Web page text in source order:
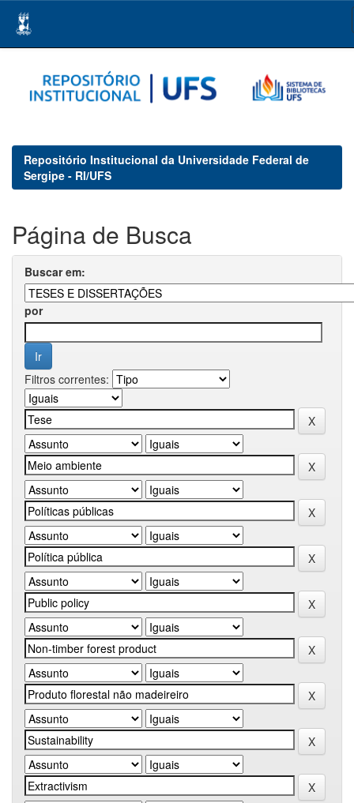
navigation
Repositório Institucional da Universidade Federal de
Sergipe - RI/UFS
Página de Busca
Buscar em:
por
Filtros correntes: